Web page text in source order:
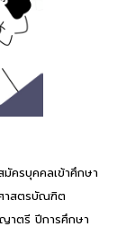
ครบุคคลเข้าศึกษา
าสตรบัณฑิต
าตรี ปีการศึกษา